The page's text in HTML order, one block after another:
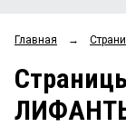
ОБЩЕСТВО
ЗАКОН
Главная →